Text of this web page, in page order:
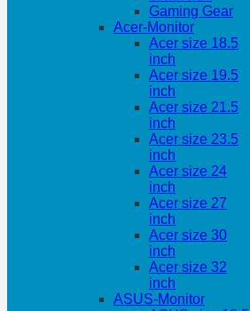
Gaming Gear
Acer-Monitor
Acer size 18.5
inch
Acer size 19.5
inch
Acer size 21.5
inch
Acer size 23.5
inch
Acer size 24
inch
Acer size 27
inch
Acer size 30
inch
Acer size 32
inch
ASUS-Monitor